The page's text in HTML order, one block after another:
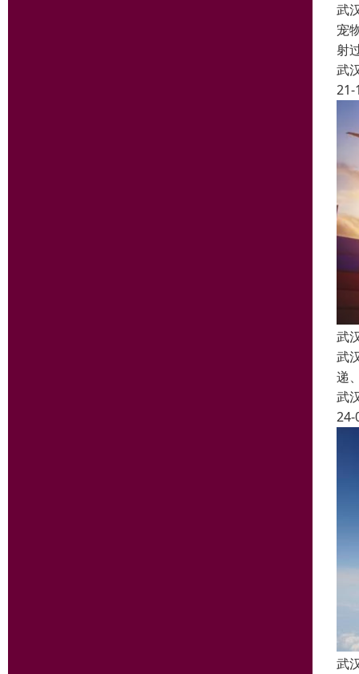
武
宠
射
武
21-
武
武
递
武
24-
武